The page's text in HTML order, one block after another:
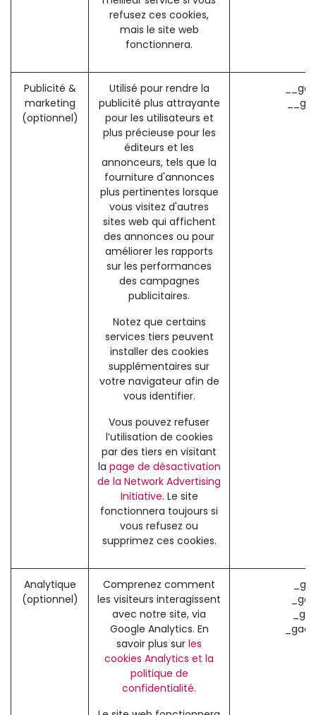
refusez ces cookies,
mais le site web
fonctionnera.
Publicité &
marketing
(optionnel)
Utilisé pour rendre la
publicité plus attrayante
pour les utilisateurs et
plus précieuse pour les
éditeurs et les
annonceurs, tels que la
fourniture d'annonces
plus pertinentes lorsque
vous visitez d'autres
sites web qui affichent
des annonces ou pour
améliorer les rapports
sur les performances
des campagnes
publicitaires.
Notez que certains
services tiers peuvent
installer des cookies
supplémentaires sur
votre navigateur afin de
vous identifier.
Vous pouvez refuser
l’utilisation de cookies
par des tiers en visitant
la page de désactivation
de la Network Advertising
Initiative. Le site
fonctionnera toujours si
vous refusez ou
supprimez ces cookies.
Analytique
(optionnel)
Comprenez comment
les visiteurs interagissent
avec notre site, via
Google Analytics. En
savoir plus sur les
cookies Analytics et la
politique de
confidentialité.